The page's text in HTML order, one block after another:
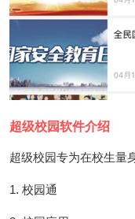
超级校园软件介绍
超级校园专为在校生量
1. 校园通